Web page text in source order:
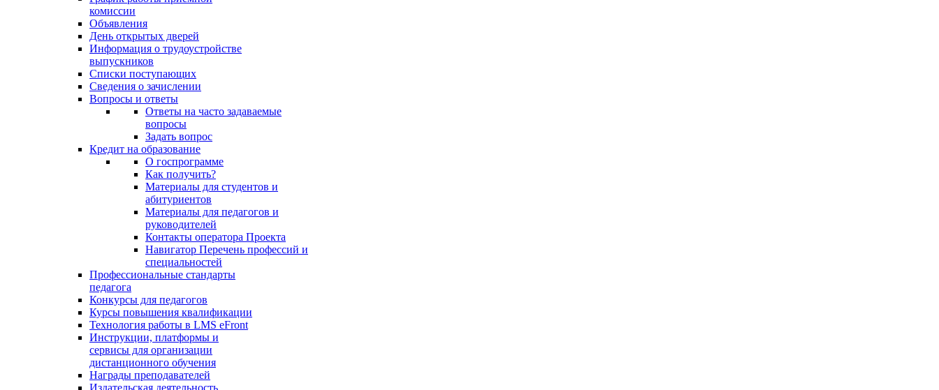
комиссии
Объявления
День открытых дверей
Информация о трудоустройстве
выпускников
Списки поступающих
Сведения о зачислении
Вопросы и ответы
Ответы на часто задаваемые
вопросы
Задать вопрос
Кредит на образование
О госпрограмме
Как получить?
Материалы для студентов и
абитуриентов
Материалы для педагогов и
руководителей
Контакты оператора Проекта
Навигатор Перечень профессий и
специальностей
Профессиональные стандарты
педагога
Конкурсы для педагогов
Курсы повышения квалификации
Технология работы в LMS eFront
Инструкции, платформы и
сервисы для организации
дистанционного обучения
Награды преподавателей
Издательская деятельность